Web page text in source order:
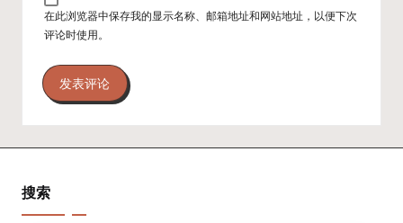
在此浏览器中保存我的显示名称、邮箱地址和网站地址，以便下次
评论时使用。
搜索